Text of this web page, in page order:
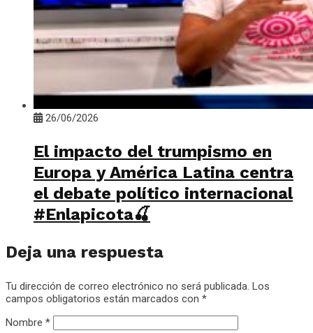
26/06/2026
El impacto del trumpismo en
Europa y América Latina centra
el debate político internacional
#Enlapicota🍒
Deja una respuesta
Tu dirección de correo electrónico no será publicada. Los
campos obligatorios están marcados con *
Nombre *